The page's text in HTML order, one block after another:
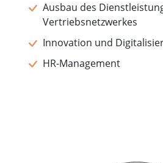
Ausbau des
Vertriebsnetzwerkes
Innovation und
HR-Management